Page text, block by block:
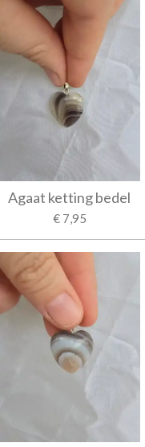
Agaat ketting bedel
€ 7,95